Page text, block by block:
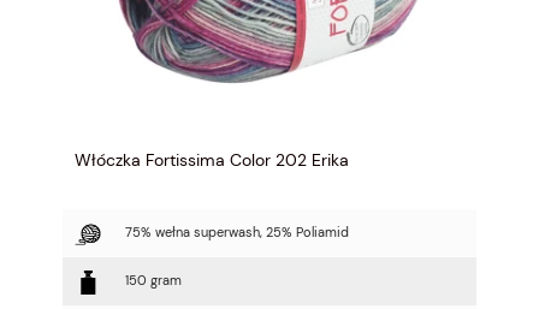
Włóczka Fortissima Color 202 Erika
75% wełna superwash, 25% Poliamid
150 gram